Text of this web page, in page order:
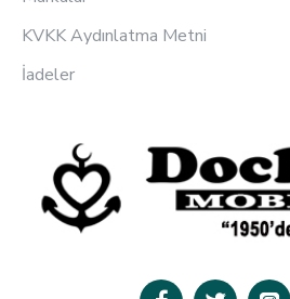
KVKK Aydınlatma Metni
İadeler